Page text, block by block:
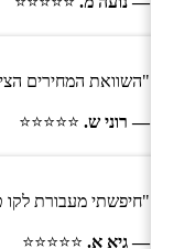
"השוואת המחירים הצילה לנו 30%.
— רוני ש. ⭐⭐⭐⭐⭐
"חיפשתי מעבורת לקו
— גיא א. ⭐⭐⭐⭐⭐